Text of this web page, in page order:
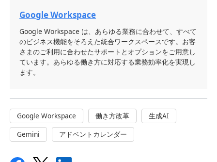
Google Workspace
Google Workspace は、あらゆる業務に合わせて、すべて
のビジネス機能をそろえた統合ワークスペースです。お客
さまのご利用に合わせたサポートとオプションをご用意し
ています。あらゆる働き方に対応する業務効率化を実現し
ます。
Google Workspace 働き方改革
生成AI
Gemini
アドベントカレンダー